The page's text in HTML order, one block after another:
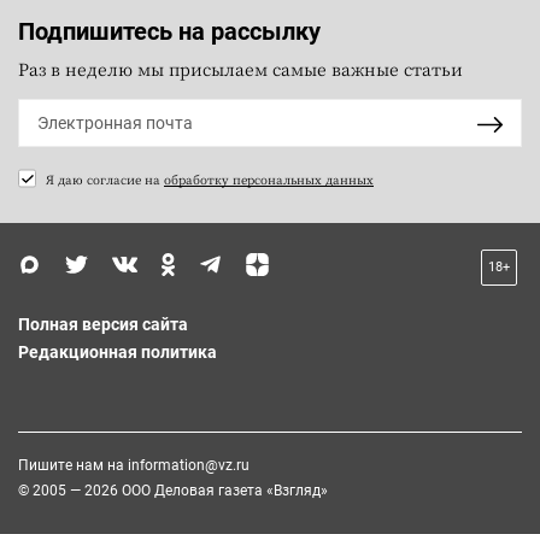
Подпишитесь на рассылку
Раз в неделю мы присылаем самые важные статьи
Я даю согласие на обработку персональных данных
18+
Полная версия сайта
Редакционная политика
Пишите нам на information@vz.ru
© 2005 — 2026 ООО Деловая газета «Взгляд»